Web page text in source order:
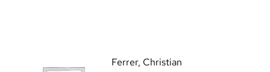
Ferrer, Christian